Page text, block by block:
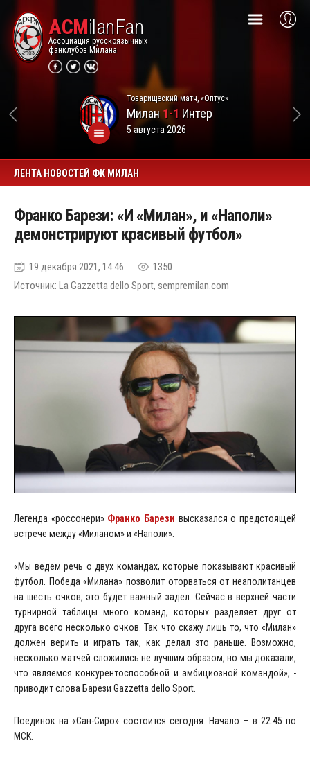
ACMilanFan
Ассоциация русскоязычных
фанклубов Милана
Товарищеский матч, «Оптус»
Милан1-1 Интер
5 августа 2026
ЛЕНТА НОВОСТЕЙ ФК МИЛАН
Франко Барези: «И «Милан», и «Наполи»
демонстрируют красивый футбол»
19 декабря 2021, 14:46
1350
Источник: La Gazzetta dello Sport, sempremilan.com
Легенда «россонери» Франко Барези высказался о предстоящей
встрече между «Миланом» и «Наполи».
«Мы ведем речь о двух командах, которые показывают красивый
футбол. Победа «Милана» позволит оторваться от неаполитанцев
на шесть очков, это будет важный задел. Сейчас в верхней части
турнирной таблицы много команд, которых разделяет друг от
друга всего несколько очков. Так что скажу лишь то, что «Милан»
должен верить и играть так, как делал это раньше. Возможно,
несколько матчей сложились не лучшим образом, но мы доказали,
что являемся конкурентоспособной и амбициозной командой», -
приводит слова Барези Gazzetta dello Sport.
Поединок на «Сан-Сиро» состоится сегодня. Начало – в 22:45 по
МСК.